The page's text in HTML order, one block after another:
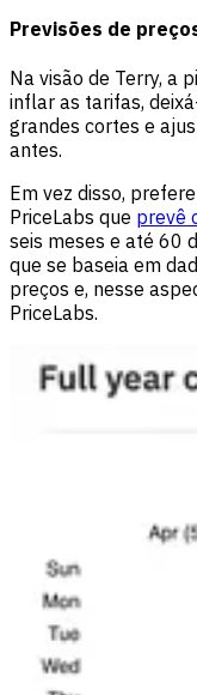
Previsões de
Na visão de Terry, a
inflar as tarifas,
grandes cortes e
antes.
Em vez disso,
PriceLabs que prevê
seis meses e até 60
que se baseia em
preços e, nesse
PriceLabs.